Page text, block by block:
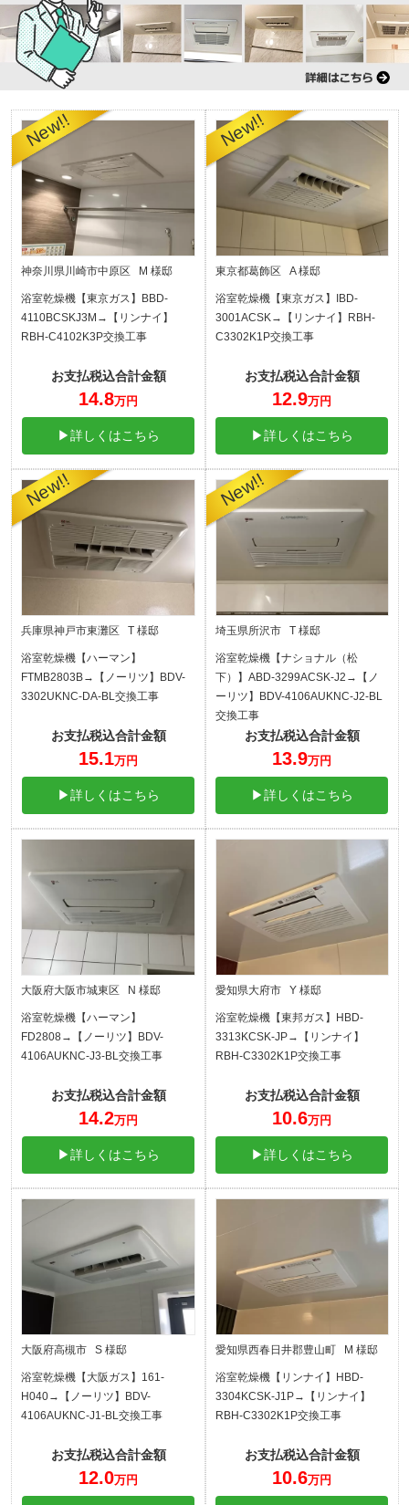
神奈川県川崎市中原区 M 様邸
浴室乾燥機【東京ガス】BBD-
4110BCSKJ3M→【リンナイ】
RBH-C4102K3P交換工事
お支払税込合計金額
14.8万円
▶詳しくはこちら
東京都葛飾区 A 様邸
浴室乾燥機【東京ガス】IBD-
3001ACSK→【リンナイ】RBH-
C3302K1P交換工事
お支払税込合計金額
12.9万円
▶詳しくはこちら
兵庫県神戸市東灘区 T 様邸
浴室乾燥機【ハーマン】
FTMB2803B→【ノーリツ】BDV-
3302UKNC-DA-BL交換工事
お支払税込合計金額
15.1万円
▶詳しくはこちら
埼玉県所沢市 T 様邸
浴室乾燥機【ナショナル（松
下）】ABD-3299ACSK-J2→【ノ
ーリツ】BDV-4106AUKNC-J2-BL
交換工事
お支払税込合計金額
13.9万円
▶詳しくはこちら
大阪府大阪市城東区 N 様邸
浴室乾燥機【ハーマン】
FD2808→【ノーリツ】BDV-
4106AUKNC-J3-BL交換工事
お支払税込合計金額
14.2万円
▶詳しくはこちら
愛知県大府市 Y 様邸
浴室乾燥機【東邦ガス】HBD-
3313KCSK-JP→【リンナイ】
RBH-C3302K1P交換工事
お支払税込合計金額
10.6万円
▶詳しくはこちら
大阪府高槻市 S 様邸
浴室乾燥機【大阪ガス】161-
H040→【ノーリツ】BDV-
4106AUKNC-J1-BL交換工事
お支払税込合計金額
12.0万円
愛知県西春日井郡豊山町 M 様邸
浴室乾燥機【リンナイ】HBD-
3304KCSK-J1P→【リンナイ】
RBH-C3302K1P交換工事
お支払税込合計金額
10.6万円